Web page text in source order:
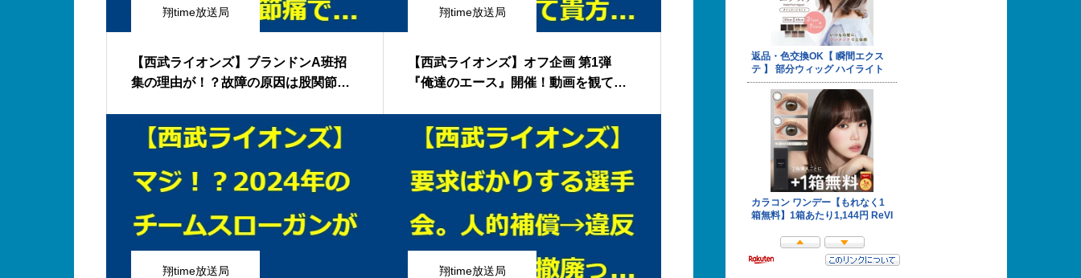
翔time放送局
【西武ライオンズ】ブランドンA班招
集の理由が！？故障の原因は股関節痛
復活なら戦力図が大きく変わる
翔time放送局
【西武ライオンズ】オフ企画 第1弾
『俺達のエース』開催！動画を観て貴
下さい😌 説明欄もご覧下さい
翔time放送局 翔time放送局